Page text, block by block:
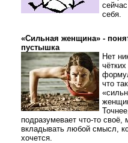
себя.
«Сильная женщина» -
пустышка
Нет
чётких
что
подразумевает что-то своё,
вкладывать любой смысл,
хочется.